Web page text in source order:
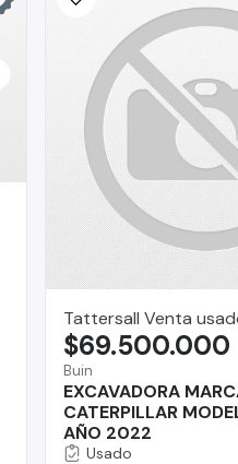
Tattersall Venta
Buin
EXCAVADORA
CATERPILLAR
AÑO 2022
$69.500.000
Usado